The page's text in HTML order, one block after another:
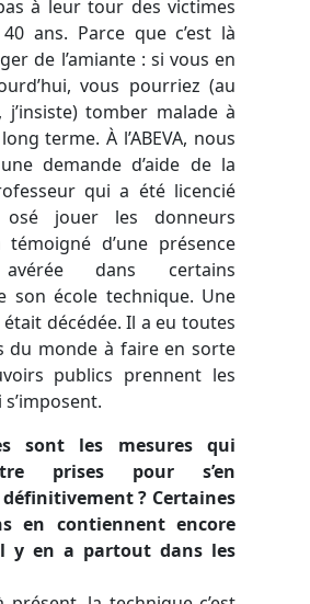
à leur tour des victimes
ans. Parce que c’est là
de l’amiante : si vous en
vous pourriez (au
j’insiste) tomber malade à
terme.À l’ABEVA, nous
demande d’aide de la
qui a été licencié
jouer les donneurs
témoigné d’une présence
avérée dans certains
son école technique. Une
décédée. Il a eu toutes
du monde à faire en sorte
publics prennent les
sont les mesures qui
prises pour s’en
? Certaines
en contiennent encore
y en a partout dans les